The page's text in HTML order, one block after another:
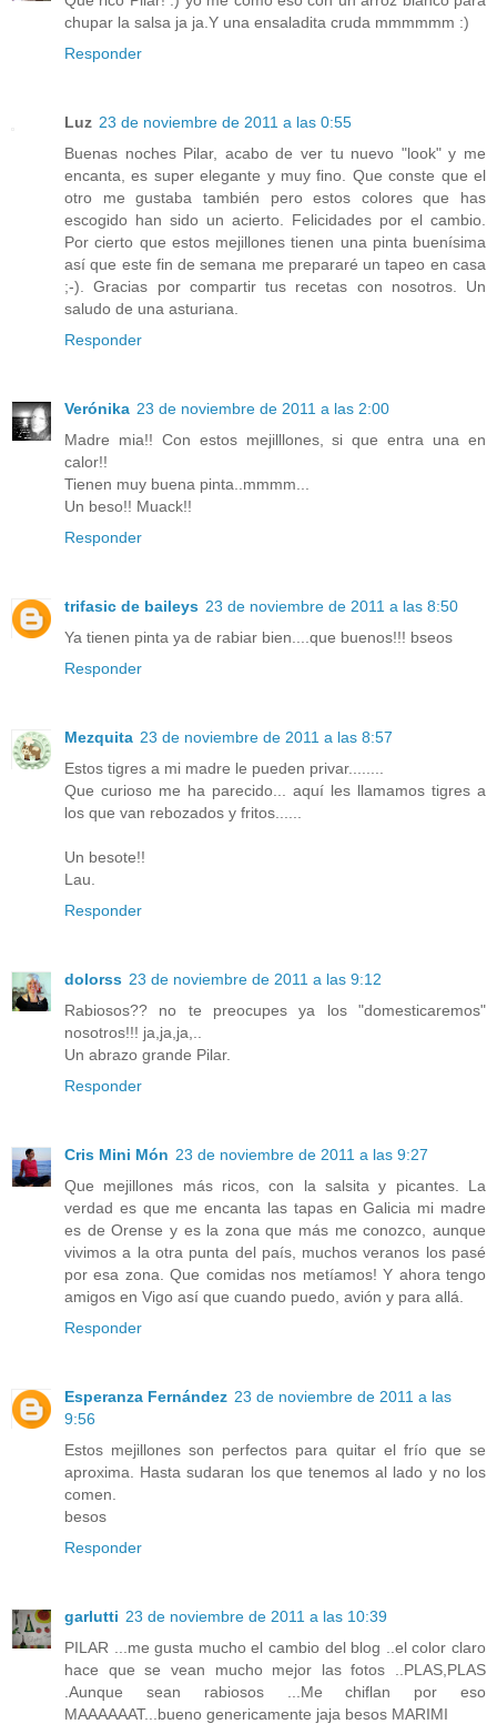
chupar la salsa ja ja.Y una ensaladita cruda mmmmmm :)
Responder
Luz 23 de noviembre de 2011 a las 0:55
Buenas noches Pilar, acabo de ver tu nuevo "look" y me
encanta, es super elegante y muy fino. Que conste que el
otro me gustaba también pero estos colores que has
escogido han sido un acierto. Felicidades por el cambio.
Por cierto que estos mejillones tienen una pinta buenísima
así que este fin de semana me prepararé un tapeo en casa
;-). Gracias por compartir tus recetas con nosotros. Un
saludo de una asturiana.
Responder
Verónika 23 de noviembre de 2011 a las 2:00
Madre mia!! Con estos mejilllones, si que entra una en
calor!!
Tienen muy buena pinta..mmmm...
Un beso!! Muack!!
Responder
trifasic de baileys 23 de noviembre de 2011 a las 8:50
Ya tienen pinta ya de rabiar bien....que buenos!!! bseos
Responder
Mezquita 23 de noviembre de 2011 a las 8:57
Estos tigres a mi madre le pueden privar........
Que curioso me ha parecido... aquí les llamamos tigres a
los que van rebozados y fritos......
Un besote!!
Lau.
Responder
dolorss 23 de noviembre de 2011 a las 9:12
Rabiosos?? no te preocupes ya los "domesticaremos"
nosotros!!! ja,ja,ja,..
Un abrazo grande Pilar.
Responder
Cris Mini Món 23 de noviembre de 2011 a las 9:27
Que mejillones más ricos, con la salsita y picantes. La
verdad es que me encanta las tapas en Galicia mi madre
es de Orense y es la zona que más me conozco, aunque
vivimos a la otra punta del país, muchos veranos los pasé
por esa zona. Que comidas nos metíamos! Y ahora tengo
amigos en Vigo así que cuando puedo, avión y para allá.
Responder
Esperanza Fernández 23 de noviembre de 2011 a las
9:56
Estos mejillones son perfectos para quitar el frío que se
aproxima. Hasta sudaran los que tenemos al lado y no los
comen.
besos
Responder
garlutti 23 de noviembre de 2011 a las 10:39
PILAR ...me gusta mucho el cambio del blog ..el color claro
hace que se vean mucho mejor las fotos ..PLAS,PLAS
.Aunque sean rabiosos ...Me chiflan por eso
MAAAAAAT...bueno genericamente jaja besos MARIMI